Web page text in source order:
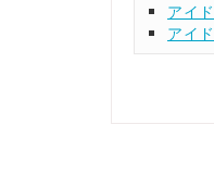
アイ
アイ